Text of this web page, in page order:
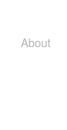
About